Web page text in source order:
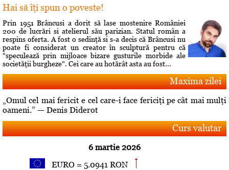
Hai să îţi spun o poveste!
Prin 1951 Brâncusi a dorit să lase mostenire României
200 de lucrări si atelierul său parizian. Statul român a
respins oferta. A fost o sedinţă si s-a decis că Brâncusi nu
poate fi considerat un creator în sculptură pentru că
"speculează prin mijloace bizare gusturile morbide ale
societăţii burgheze". Cei care au hotărât asta au fost...
Maxima zilei
„Omul cel mai fericit e cel care-i face fericiţi pe cât mai mulţi
oameni.” — Denis Diderot
Curs valutar
6 martie 2026
EURO = 5.0941 RON